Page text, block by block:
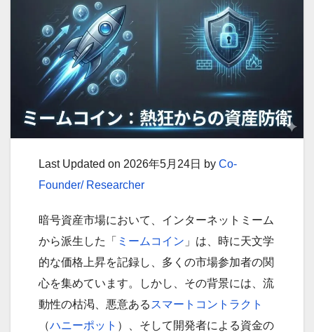
Last Updated on 2026年5月24日 by Co-
Founder/ Researcher
暗号資産市場において、インターネットミーム
から派生した「 ミームコイン 」は、時に天文学
的な価格上昇を記録し、多くの市場参加者の関
心を集めています。しかし、その背景には、流
動性の枯渇、悪意ある スマートコントラクト
（ハニーポット ）、そして開発者による資金の